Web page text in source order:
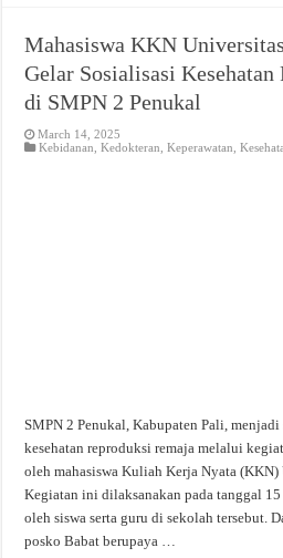
Mahasiswa KKN
Gelar Sosialisasi Kesehatan
di SMPN 2 Penukal
March 14, 2025
Kebidanan ,Kedokteran ,Keperawatan ,
SMPN 2 Penukal, Kabupaten Pali,
kesehatan reproduksi remaja melalui
oleh mahasiswa Kuliah Kerja Nyata (KKN)
Kegiatan ini dilaksanakan pada tanggal
oleh siswa serta guru di sekolah tersebut.
posko Babat berupaya …